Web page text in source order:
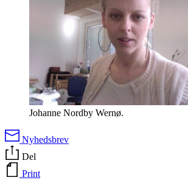
Johanne Nordby Wernø.
Nyhedsbrev
Del
Print